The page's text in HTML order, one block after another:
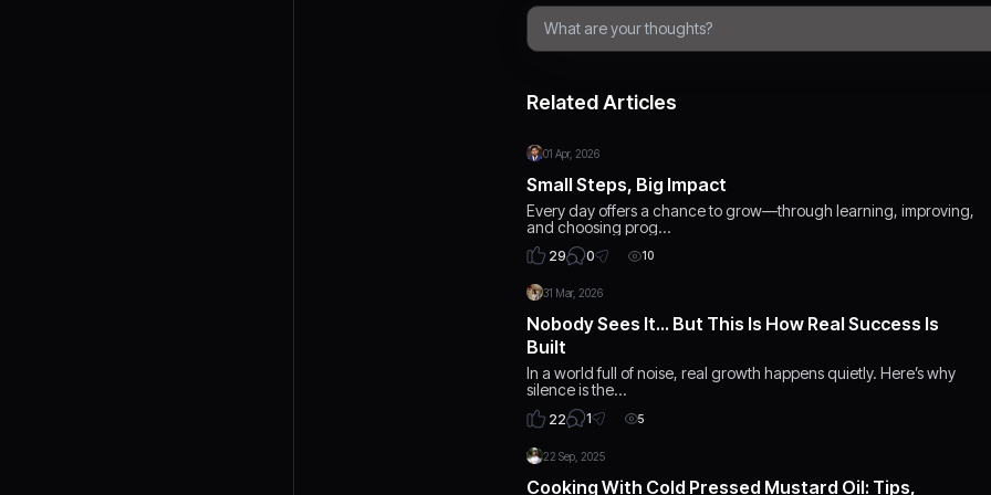
Related Articles
01 Apr, 2026
Small Steps, Big Impact
Every day offers a chance to grow—through learning, improving,
and choosing prog…
29 0 10
31 Mar, 2026
Nobody Sees It… But This Is How Real Success Is
Built
In a world full of noise, real growth happens quietly. Here’s why
silence is the…
22 1 5
22 Sep, 2025
Cooking With Cold Pressed Mustard Oil: Tips,